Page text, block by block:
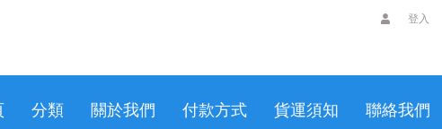
登入
分類 關於我們 付款方式 貨運須知 聯絡我們